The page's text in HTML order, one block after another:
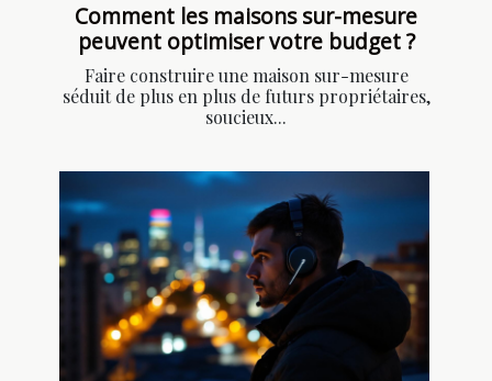
Comment les maisons sur-mesure
peuvent optimiser votre budget ?
Faire construire une maison sur-mesure
séduit de plus en plus de futurs propriétaires,
soucieux...